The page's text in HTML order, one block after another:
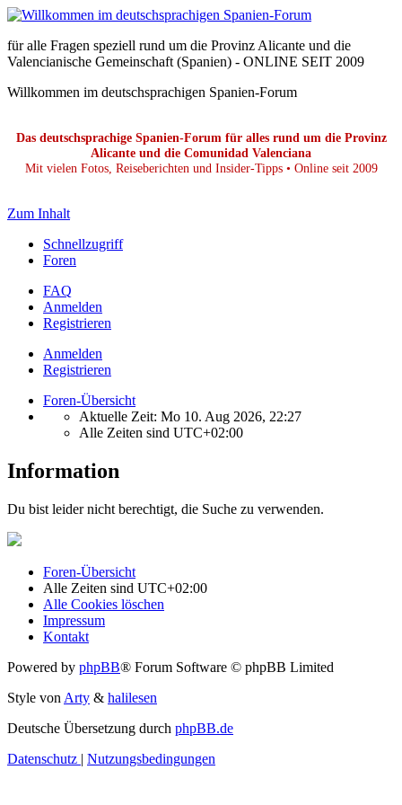
für alle Fragen speziell rund um die Provinz Alicante und die
Valencianische Gemeinschaft (Spanien) - ONLINE SEIT 2009
Willkommen im deutschsprachigen Spanien-Forum
Das deutschsprachige Spanien-Forum für alles rund um die Provinz
Alicante und die Comunidad Valenciana
Mit vielen Fotos, Reiseberichten und Insider-Tipps • Online seit 2009
Zum Inhalt
Schnellzugriff
Foren
FAQ
Anmelden
Registrieren
Anmelden
Registrieren
Foren-Übersicht
Aktuelle Zeit: Mo 10. Aug 2026, 22:27
Alle Zeiten sind UTC+02:00
Information
Du bist leider nicht berechtigt, die Suche zu verwenden.
Foren-Übersicht
Alle Zeiten sind UTC+02:00
Alle Cookies löschen
Impressum
Kontakt
Powered by phpBB® Forum Software © phpBB Limited
Style von Arty & halilesen
Deutsche Übersetzung durch phpBB.de
Datenschutz | Nutzungsbedingungen